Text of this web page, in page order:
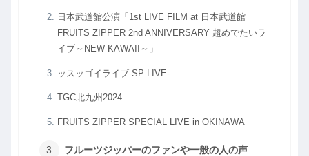
日本武道館公演「1st LIVE FILM at 日本武道館
FRUITS ZIPPER 2nd ANNIVERSARY 超めでたいラ
イブ～NEW KAWAII～」
ッスッゴイライブ-SP LIVE-
TGC北九州2024
FRUITS ZIPPER SPECIAL LIVE in OKINAWA
フルーツジッパーのファンや一般の人の声